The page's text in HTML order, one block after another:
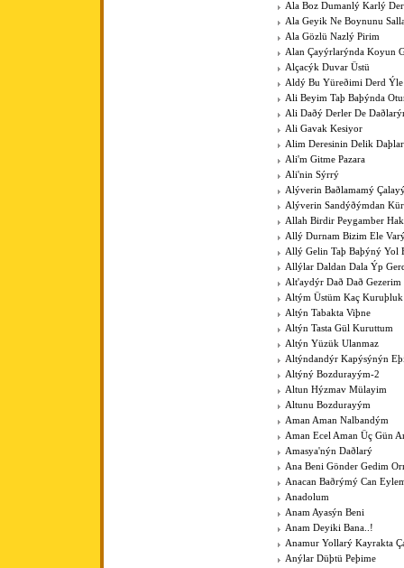
Ala Boz Dumanlý Karlý
Ala Geyik Ne Boynunu
Ala Gözlü Nazlý Pirim
Alan Çayýrlarýnda Koyun
Alçacýk Duvar Üstü
Aldý Bu Yüreðimi Derd
Ali Beyim Taþ Baþýnda
Ali Daðý Derler De
Ali Gavak Kesiyor
Alim Deresinin Delik
Ali'm Gitme Pazara
Ali'nin Sýrrý
Alýverin Baðlamamý
Alýverin Sandýðýmdan
Allah Birdir Peygamber Hak
Allý Durnam Bizim Ele
Allý Gelin Taþ Baþýný Yol
Allýlar Daldan Dala Ýp
Alt'aydýr Dað Dað Gezerim
Altým Üstüm Kaç Kuruþluk
Altýn Tabakta Viþne
Altýn Tasta Gül Kuruttum
Altýn Yüzük Ulanmaz
Altýndandýr Kapýsýnýn
Altýný Bozdurayým-2
Altun Hýzmav Mülayim
Altunu Bozdurayým
Aman Aman Nalbandým
Aman Ecel Aman Üç Gün
Amasya'nýn Daðlarý
Ana Beni Gönder Gedim
Anacan Baðrýmý Can
Anadolum
Anam Ayasýn Beni
Anam Deyiki Bana..!
Anamur Yollarý Kayrakta
Anýlar Düþtü Peþime